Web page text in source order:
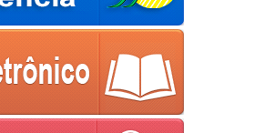
powered by WPCookiePro